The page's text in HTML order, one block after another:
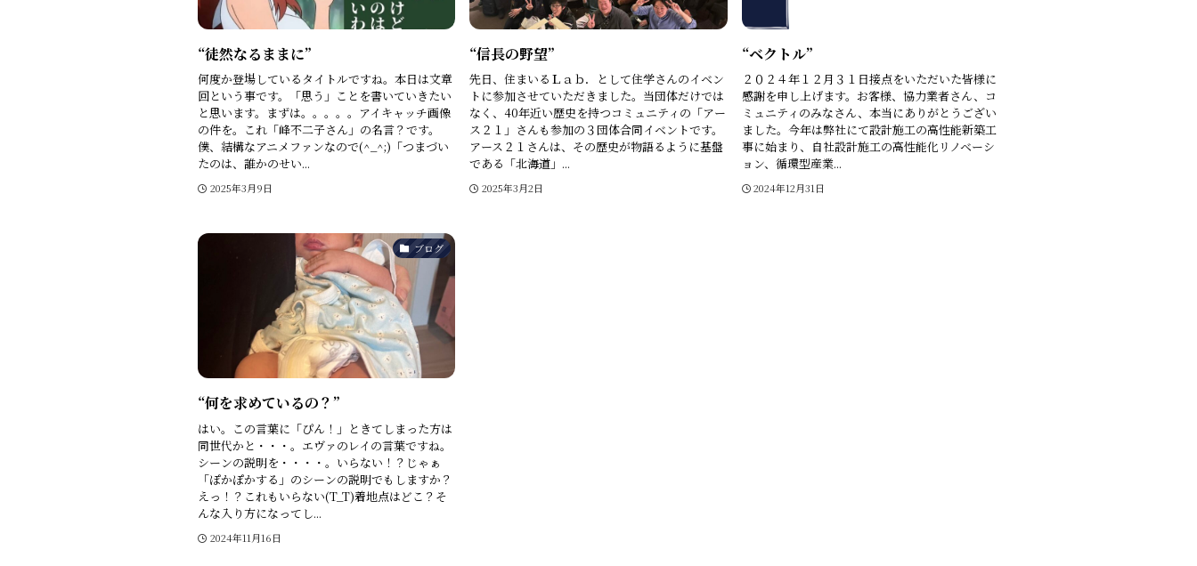
“徒然なるままに”
何度か登場しているタイトルですね。本日は文章
回という事です。「思う」ことを書いていきたい
と思います。まずは。。。。。アイキャッチ画像
の件を。これ「峰不二子さん」の名言？です。
僕、結構なアニメファンなので(^_^;)「つまづい
たのは、誰かのせい...
2025年3月9日
“信長の野望”
先日、住まいるＬａｂ．として住学さんのイベン
トに参加させていただきました。当団体だけでは
なく、40年近い歴史を持つコミュニティの「アー
ス２１」さんも参加の３団体合同イベントです。
アース２１さんは、その歴史が物語るように基盤
である「北海道」...
2025年3月2日
“ベクトル”
２０２４年１２月３１日接点をいただいた皆様に
感謝を申し上げます。お客様、協力業者さん、コ
ミュニティのみなさん、本当にありがとうござい
ました。今年は弊社にて設計施工の高性能新築工
事に始まり、自社設計施工の高性能化リノベーシ
ョン、循環型産業...
2024年12月31日
ブログ
“何を求めているの？”
はい。この言葉に「ぴん！」ときてしまった方は
同世代かと・・・。エヴァのレイの言葉ですね。
シーンの説明を・・・・。いらない！？じゃぁ
「ぽかぽかする」のシーンの説明でもしますか？
えっ！？これもいらない(T_T)着地点はどこ？そ
んな入り方になってし...
2024年11月16日